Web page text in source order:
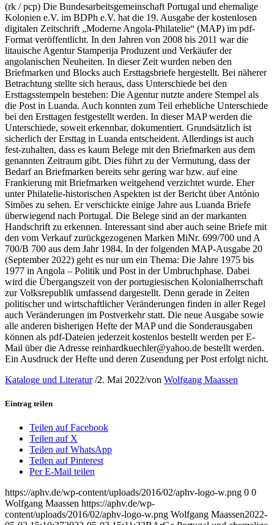
(rk / pcp) Die Bundesarbeitsgemeinschaft Portugal und ehemalige
Kolonien e.V. im BDPh e.V. hat die 19. Ausgabe der kostenlosen
digitalen Zeitschrift „Moderne Angola-Philatelie“ (MAP) im pdf-
Format veröffentlicht. In den Jahren von 2008 bis 2011 war die
litauische Agentur Stamperija Produzent und Verkäufer der
angolanischen Neuheiten. In dieser Zeit wurden neben den
Briefmarken und Blocks auch Ersttagsbriefe hergestellt. Bei näherer
Betrachtung stellte sich heraus, dass Unterschiede bei den
Ersttagsstempeln bestehen: Die Agentur nutzte andere Stempel als
die Post in Luanda. Auch konnten zum Teil erhebliche Unterschiede
bei den Ersttagen festgestellt werden. In dieser MAP werden die
Unterschiede, soweit erkennbar, dokumentiert. Grundsätzlich ist
sicherlich der Ersttag in Luanda entscheident. Allerdings ist auch
fest-zuhalten, dass es kaum Belege mit den Briefmarken aus dem
genannten Zeitraum gibt. Dies führt zu der Vermutung, dass der
Bedarf an Briefmarken bereits sehr gering war bzw. auf eine
Frankierung mit Briefmarken weitgehend verzichtet wurde. Eher
unter Philatelie-historischen Aspekten ist der Bericht über António
Simões zu sehen. Er verschickte einige Jahre aus Luanda Briefe
überwiegend nach Portugal. Die Belege sind an der markanten
Handschrift zu erkennen. Interessant sind aber auch seine Briefe mit
den vom Verkauf zurückgezogenen Marken MiNr. 699/700 und A
700/B 700 aus dem Jahr 1984. In der folgenden MAP-Ausgabe 20
(September 2022) geht es nur um ein Thema: Die Jahre 1975 bis
1977 in Angola – Politik und Post in der Umbruchphase. Dabei
wird die Übergangszeit von der portugiesischen Kolonialherrschaft
zur Volksrepublik umfassend dargestellt. Denn gerade in Zeiten
politischer und wirtschaftlicher Veränderungen finden in aller Regel
auch Veränderungen im Postverkehr statt. Die neue Ausgabe sowie
alle anderen bisherigen Hefte der MAP und die Sonderausgaben
können als pdf-Dateien jederzeit kostenlos bestellt werden per E-
Mail über die Adresse reinhardkuechler@yahoo.de bestellt werden.
Ein Ausdruck der Hefte und deren Zusendung per Post erfolgt nicht.
Kataloge und Literatur /2. Mai 2022/von Wolfgang Maassen
Eintrag teilen
Teilen auf Facebook
Teilen auf X
Teilen auf WhatsApp
Teilen auf Pinterest
Per E-Mail teilen
https://aphv.de/wp-content/uploads/2016/02/aphv-logo-w.png 0 0
Wolfgang Maassen https://aphv.de/wp-
content/uploads/2016/02/aphv-logo-w.png Wolfgang Maassen2022-